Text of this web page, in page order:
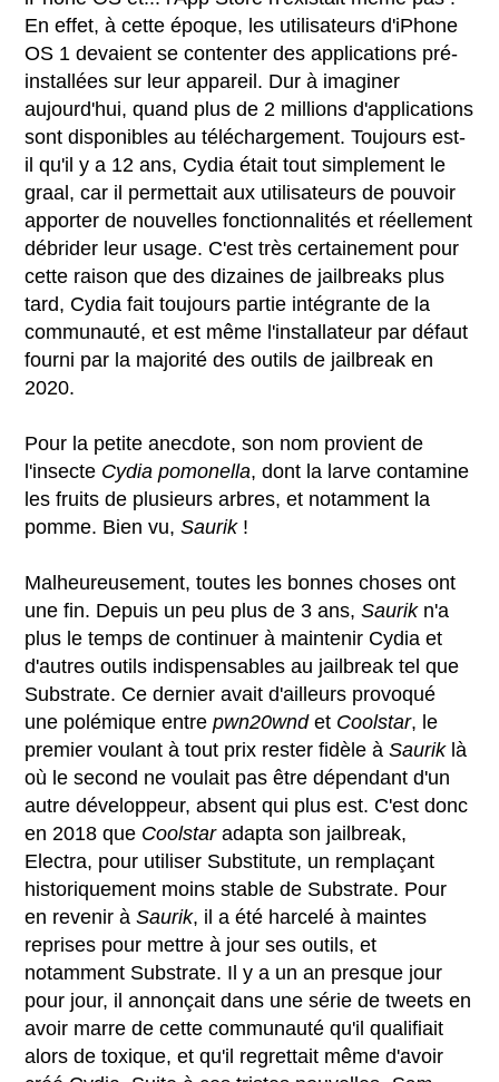
En effet, à cette époque, les utilisateurs d'iPhone
OS 1 devaient se contenter des applications pré-
installées sur leur appareil. Dur à imaginer
aujourd'hui, quand plus de 2 millions d'applications
sont disponibles au téléchargement. Toujours est-
il qu'il y a 12 ans, Cydia était tout simplement le
graal, car il permettait aux utilisateurs de pouvoir
apporter de nouvelles fonctionnalités et réellement
débrider leur usage. C'est très certainement pour
cette raison que des dizaines de jailbreaks plus
tard, Cydia fait toujours partie intégrante de la
communauté, et est même l'installateur par défaut
fourni par la majorité des outils de jailbreak en
2020.
Pour la petite anecdote, son nom provient de
l'insecte Cydia pomonella, dont la larve contamine
les fruits de plusieurs arbres, et notamment la
pomme. Bien vu,Saurik!
Malheureusement, toutes les bonnes choses ont
une fin. Depuis un peu plus de 3 ans,Saurikn'a
plus le temps de continuer à maintenir Cydia et
d'autres outils indispensables au jailbreak tel que
Substrate. Ce dernier avait d'ailleurs provoqué
une polémique entrepwn20wndet Coolstar, le
premier voulant à tout prix rester fidèle àSauriklà
où le second ne voulait pas être dépendant d'un
autre développeur, absent qui plus est. C'est donc
en 2018 que Coolstaradapta son jailbreak,
Electra, pour utiliser Substitute, un remplaçant
historiquement moins stable de Substrate. Pour
en revenir àSaurik, il a été harcelé à maintes
reprises pour mettre à jour ses outils, et
notamment Substrate. Il y a un an presque jour
pour jour, il annonçait dans une série de tweets en
avoir marre de cette communauté qu'il qualifiait
alors de toxique, et qu'il regrettait même d'avoir